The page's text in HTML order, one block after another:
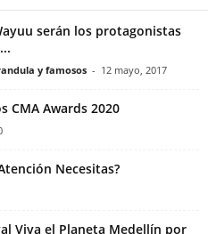
serán los protagonistas
y famosos - 12 mayo, 2017
CMA Awards 2020
Necesitas?
Viva el Planeta Medellín por